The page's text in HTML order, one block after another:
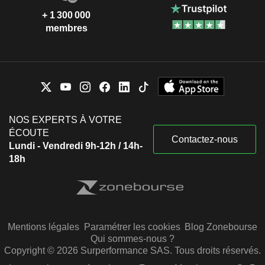
+ 1 300 000
membres
NOS EXPERTS À VOTRE
ÉCOUTE
Lundi - Vendredi 9h-12h / 14h-
18h
Contactez-nous
Mentions légales Paramétrer les cookies Blog Zonebourse
Qui sommes-nous ?
Copyright © 2026 Surperformance SAS. Tous droits réservés.